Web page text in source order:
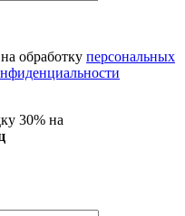
обработку персональных
30% на